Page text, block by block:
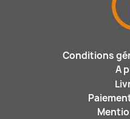
Conditions
A